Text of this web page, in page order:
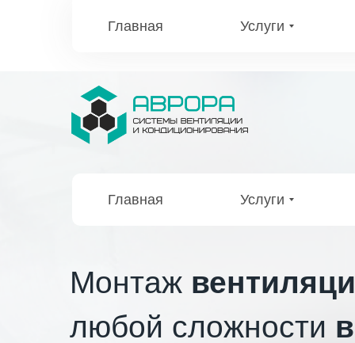
Главная Услуги
Монтаж
любой сложности
Главная Услуги